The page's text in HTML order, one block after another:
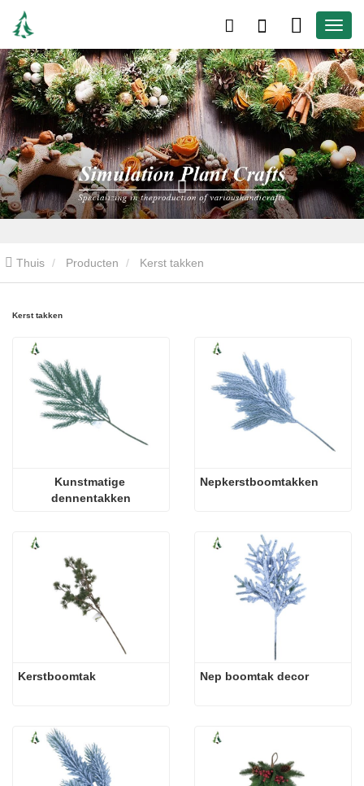
Thuis Producten Kerst takken
Kerst takken
Kunstmatige
dennentakken
Nepkerstboomtakken
Kerstboomtak Nep boomtak decor